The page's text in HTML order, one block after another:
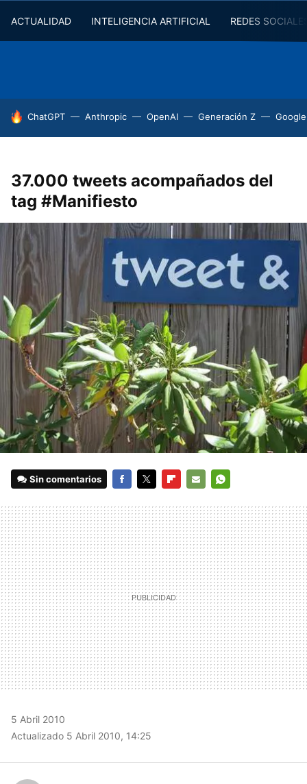
ACTUALIDAD INTELIGENCIA ARTIFICIAL REDES
HOY SE HABLA DE
ChatGPT Anthropic OpenAI Generación Z
37.000 tweets acompañados del
tag #Manifiesto
Sin comentarios
MAIL
5 Abril 2010
Actualizado 5 Abril 2010, 14:25